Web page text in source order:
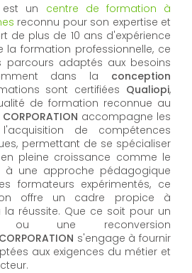
est un centre de formation à
reconnu pour son expertise et
de plus de 10 ans d'expérience
formation professionnelle, ce
parcours adaptés aux besoins
dans la conception
sont certifiées Qualiopi,
de formation reconnue au
accompagne les
de compétences
permettant de se spécialiser
pleine croissance comme le
à une approche pédagogique
formateurs expérimentés, ce
offre un cadre propice à
réussite. Que ce soit pour un
ou une reconversion
s'engage à fournir
aux exigences du métier et